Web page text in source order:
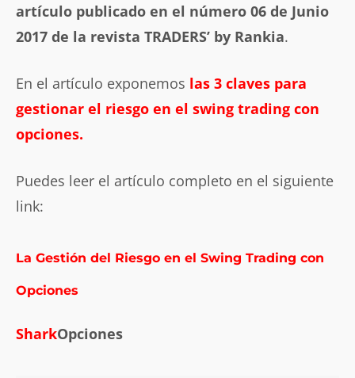
artículo publicado en el número 06 de Junio
2017 de la revista TRADERS’ by Rankia.
En el artículo exponemos las 3 claves para
gestionar el riesgo en el swing trading con
opciones.
Puedes leer el artículo completo en el siguiente
link:
La Gestión del Riesgo en el Swing Trading con
Opciones
SharkOpciones